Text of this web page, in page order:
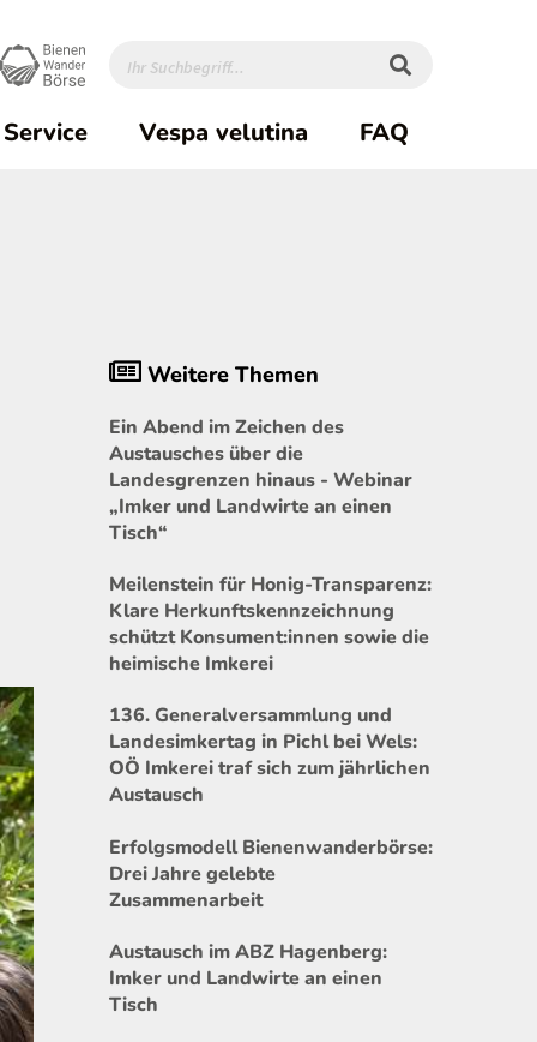
Service Vespa velutina FAQ
Weitere Themen
Ein Abend im Zeichen des
Austausches über die
Landesgrenzen hinaus - Webinar
„Imker und Landwirte an einen
Tisch“
Meilenstein für Honig-Transparenz:
Klare Herkunftskennzeichnung
schützt Konsument:innen sowie die
heimische Imkerei
136. Generalversammlung und
Landesimkertag in Pichl bei Wels:
OÖ Imkerei traf sich zum jährlichen
Austausch
Erfolgsmodell Bienenwanderbörse:
Drei Jahre gelebte
Zusammenarbeit
Austausch im ABZ Hagenberg:
Imker und Landwirte an einen
Tisch